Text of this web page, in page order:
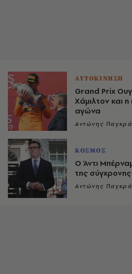
ΑΥΤΟΚΙΝΗΣΗ
Grand Prix
Χάμιλτον και
αγώνα
Αντώνης
ΚΟΣΜΟΣ
Ο Άντι
της
Αντώνης